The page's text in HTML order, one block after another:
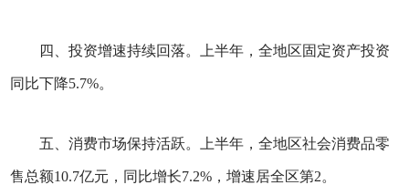
四、投资增速持续回落。上半年，全地区固定资产投资
同比下降5.7%。
五、消费市场保持活跃。上半年，全地区社会消费品零
售总额10.7亿元，同比增长7.2%，增速居全区第2。